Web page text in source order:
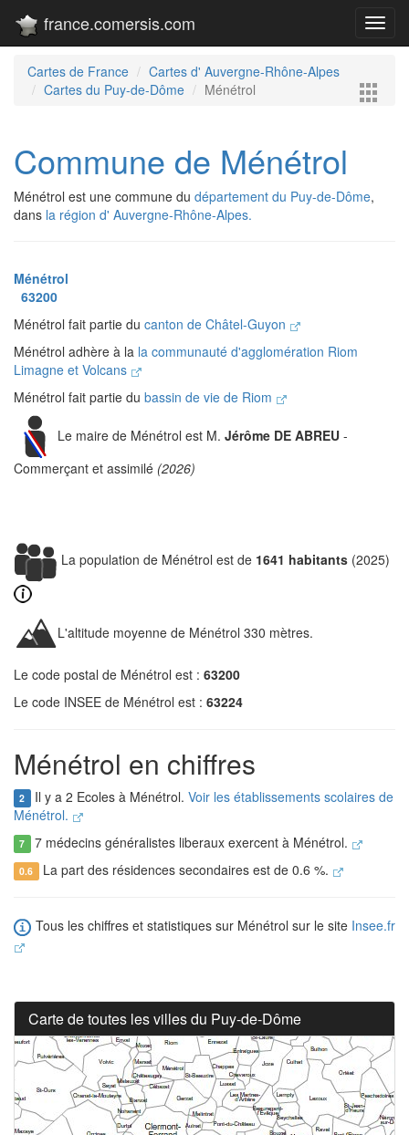
france.comersis.com
Cartes de France
Cartes d' Auvergne-Rhône-Alpes
Cartes du Puy-de-Dôme
Ménétrol
Commune de Ménétrol
Ménétrol est une commune du département du Puy-de-Dôme,
dans la région d' Auvergne-Rhône-Alpes.
Ménétrol
63200
Ménétrol fait partie du canton de Châtel-Guyon
Ménétrol adhère à la la communauté d'agglomération Riom
Limagne et Volcans
Ménétrol fait partie du bassin de vie de Riom
Le maire de Ménétrol est M. Jérôme DE ABREU -
Commerçant et assimilé (2026)
La population de Ménétrol est de 1641 habitants (2025)
L'altitude moyenne de Ménétrol 330 mètres.
Le code postal de Ménétrol est : 63200
Le code INSEE de Ménétrol est : 63224
Ménétrol en chiffres
2 Il y a 2 Ecoles à Ménétrol. Voir les établissements scolaires de
Ménétrol.
7 7 médecins généralistes liberaux exercent à Ménétrol.
0.6 La part des résidences secondaires est de 0.6 %.
Tous les chiffres et statistiques sur Ménétrol sur le site Insee.fr
Carte de toutes les villes du Puy-de-Dôme